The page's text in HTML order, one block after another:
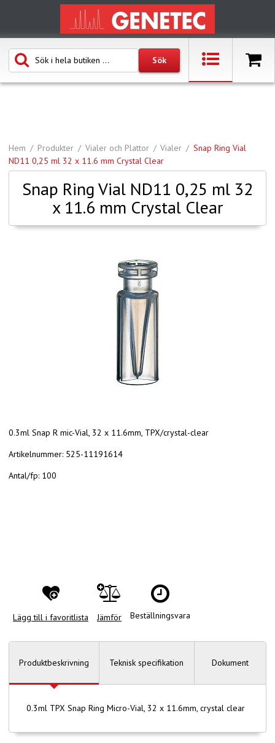
Hem Produkter Vialer och Plattor Vialer
Snap Ring Vial
ND11 0,25 ml 32 x 11.6 mm Crystal Clear
Snap Ring Vial ND11 0,25 ml 32
x 11.6 mm Crystal Clear
0.3ml Snap R mic-Vial, 32 x 11.6mm, TPX/crystal-clear
Artikelnummer: 525-11191614
Antal/fp: 100
Lägg till i favoritlista Jämför Beställningsvara
Produktbeskrivning Teknisk specifikation Dokument
0.3ml TPX Snap Ring Micro-Vial, 32 x 11.6mm, crystal clear